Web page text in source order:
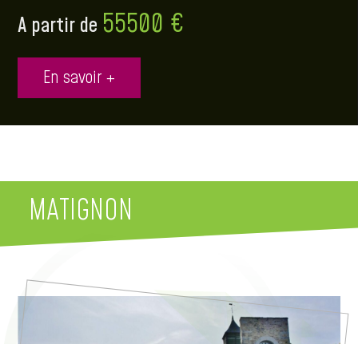
A partir de 55500 €
En savoir +
MATIGNON